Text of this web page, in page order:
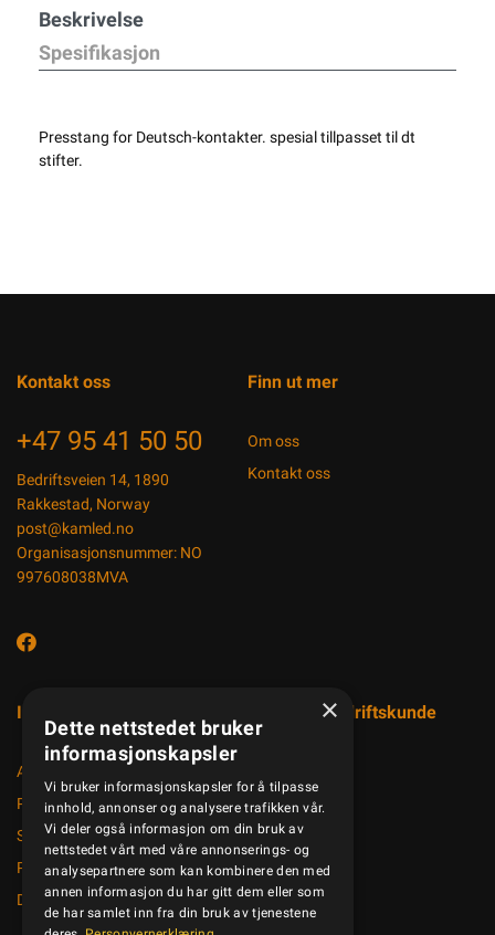
Beskrivelse
Spesifikasjon
Presstang for Deutsch-kontakter. spesial tillpasset til dt
stifter.
Kontakt oss
+47 95 41 50 50
Bedriftsveien 14, 1890
Rakkestad, Norway
post@kamled.no
Organisasjonsnummer: NO
997608038MVA
Finn ut mer
Om oss
Kontakt oss
Informasjon
Aktuelt
Produktkatalog
Salgsbetingelser
Personvernerklæring
Dokumenter
Registrer bedriftskunde
×
Dette nettstedet bruker
informasjonskapsler
Vi bruker informasjonskapsler for å tilpasse
innhold, annonser og analysere trafikken vår.
Vi deler også informasjon om din bruk av
nettstedet vårt med våre annonserings- og
analysepartnere som kan kombinere den med
annen informasjon du har gitt dem eller som
de har samlet inn fra din bruk av tjenestene